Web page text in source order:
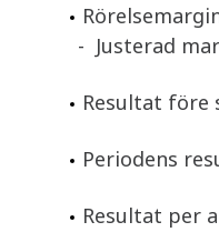
- Justerad
Resultat före
Periodens
Resultat per